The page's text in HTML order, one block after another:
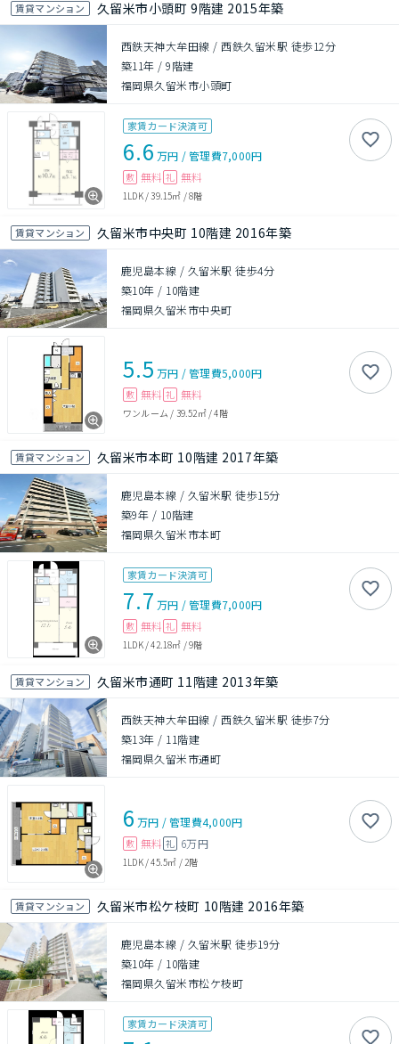
賃貸マンション 久留米市小頭町 9階建 2015年築
西鉄天神大牟田線 / 西鉄久留米駅 徒歩12分
築11年 /9階建
福岡県久留米市小頭町
家賃カード決済可
6.6 万円 /管理費7,000円
敷 無料 礼 無料
1LDK/39.15㎡ /8階
賃貸マンション 久留米市中央町 10階建 2016年築
鹿児島本線 / 久留米駅 徒歩4分
築10年 / 10階建
福岡県久留米市中央町
5.5 万円 /管理費5,000円
敷 無料 礼 無料
ワンルーム / 39.52㎡/4階
賃貸マンション 久留米市本町 10階建 2017年築
鹿児島本線 / 久留米駅 徒歩15分
築9年 / 10階建
福岡県久留米市本町
家賃カード決済可
7.7 万円 /管理費7,000円
敷 無料 礼 無料
1LDK/42.18㎡ /9階
賃貸マンション 久留米市通町 11階建 2013年築
西鉄天神大牟田線 / 西鉄久留米駅 徒歩7分
築13年 / 11階建
福岡県久留米市通町
6 万円 /管理費4,000円
敷 無料 礼 6万円
1LDK/45.5㎡ / 2階
賃貸マンション 久留米市松ケ枝町 10階建 2016年築
鹿児島本線 / 久留米駅 徒歩19分
築10年 / 10階建
福岡県久留米市松ケ枝町
家賃カード決済可